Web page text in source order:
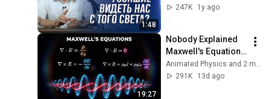
1:48
Осипов
247K
1y ago
19:27
Nobody Explained
Maxwell's Equations
Like THIS!
Animated Physics and 2 more
291K
13d ago